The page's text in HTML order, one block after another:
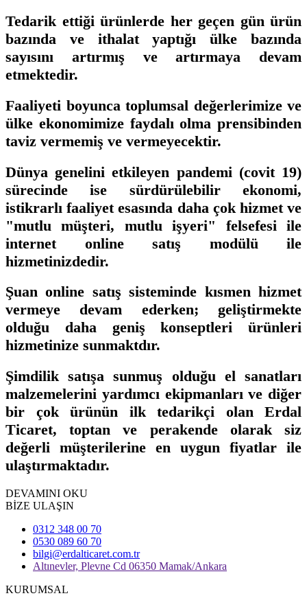
Tedarik ettiği ürünlerde her geçen gün ürün
bazında ve ithalat yaptığı ülke bazında
sayısını artırmış ve artırmaya devam
etmektedir.
Faaliyeti boyunca toplumsal değerlerimize ve
ülke ekonomimize faydalı olma prensibinden
taviz vermemiş ve vermeyecektir.
Dünya genelini etkileyen pandemi (covit 19)
sürecinde ise sürdürülebilir ekonomi,
istikrarlı faaliyet esasında daha çok hizmet ve
"mutlu müşteri, mutlu işyeri" felsefesi ile
internet online satış modülü ile
hizmetinizdedir.
Şuan online satış sisteminde kısmen hizmet
vermeye devam ederken; geliştirmekte
olduğu daha geniş konseptleri ürünleri
hizmetinize sunmaktdır.
Şimdilik satışa sunmuş olduğu el sanatları
malzemelerini yardımcı ekipmanları ve diğer
bir çok ürünün ilk tedarikçi olan Erdal
Ticaret, toptan ve perakende olarak siz
değerli müşterilerine en uygun fiyatlar ile
ulaştırmaktadır.
DEVAMINI OKU
BİZE ULAŞIN
0312 348 00 70
0530 089 60 70
bilgi@erdalticaret.com.tr
Altınevler, Plevne Cd 06350 Mamak/Ankara
KURUMSAL